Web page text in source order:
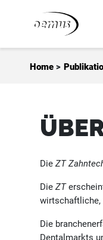
Home >
DieZT
DieZT
wirtschaftliche,
Die
Dentalmarkts